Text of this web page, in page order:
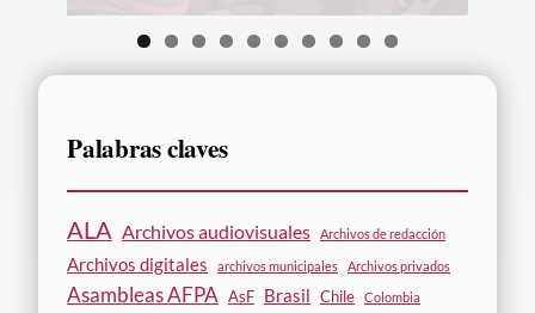
0
Palabras claves
ALA Archivos audiovisuales Archivos de redacción
Archivos digitales archivos municipales Archivos privados
Asambleas AFPA AsF Brasil Chile Colombia